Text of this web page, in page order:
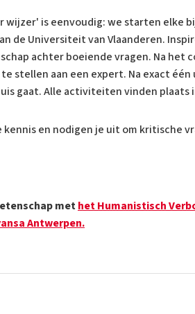
wijzer' is eenvoudig: we starten elke
de Universiteit van Vlaanderen.
achter boeiende vragen. Na het
stellen aan een expert. Na exact één
gaat. Alle activiteiten vinden
en nodigen je uit om kritische
methet Humanistisch
Antwerpen.